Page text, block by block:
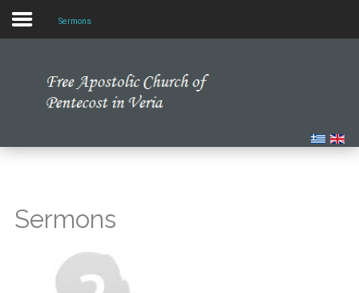
Home
Sermons
Sermons